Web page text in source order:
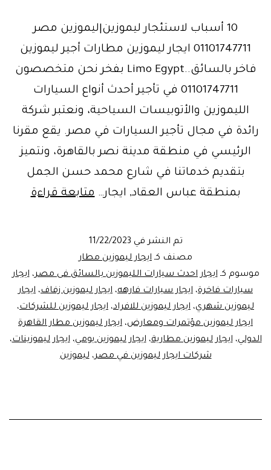
10 أسباب لاستئجار ليموزين|ليموزين مصر
01101747711 ايجار ليموزين مطارات أجير ليموزين
فاخر بالسائق..Limo Egypt بفخر نحن متخصصون
01101747711 في تأجير أحدث أنواع السيارات
الليموزين والأتوبيسات السياحية، ونعتبر شركة
رائدة في مجال تأجير السيارات في مصر. يقع مقرنا
الرئيسي في منطقة مدينة نصر بالقاهرة، ونتميز
بتقديم خدماتنا في شارع محمد حسن الجمل
بمنطقة عباس العقاد, ايجار…متابعة قراءة
مصر
تم النشر في 11/22/2023
مصنف كـ ايجار ليموزين مطار
موسوم كـايجار احدث سيارات الليموزين بالسائق فى مصر،ايجار
سيارات فاخرة، ايجار سيارات فارهه، ايجار ليموزين زفاف، ايجار
ليموزين شهري، ايجار ليموزين للافراد، ايجار ليموزين للشركات،
ايجار ليموزين مؤتمرات ومعارض، ايجار ليموزين مطار القاهرة
الدولي،ايجار ليموزين مطارية،ايجار ليموزين يومي،ايجار ليموزينات،
شركات ايجار ليموزين في مصر،ليموزين